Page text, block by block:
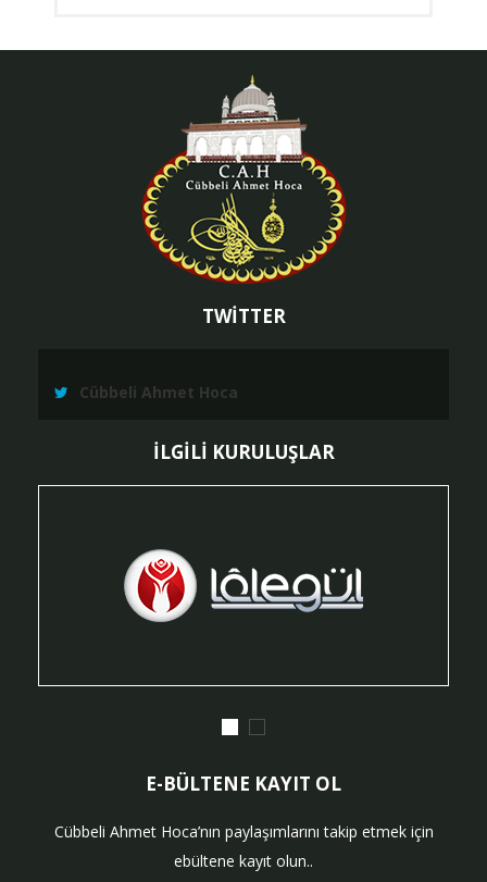
TWİTTER
Cübbeli Ahmet Hoca
İLGİLİ KURULUŞLAR
E-BÜLTENE KAYIT OL
Cübbeli Ahmet Hoca’nın paylaşımlarını takip etmek için
ebültene kayıt olun..